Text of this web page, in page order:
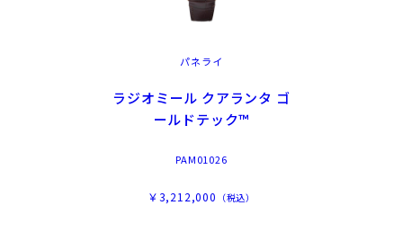
パネライ
ラジオミール クアランタ ゴ
ールドテック™
PAM01026
￥3,212,000 （税込）